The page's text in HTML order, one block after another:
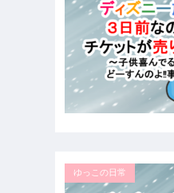
ゆっこの日常